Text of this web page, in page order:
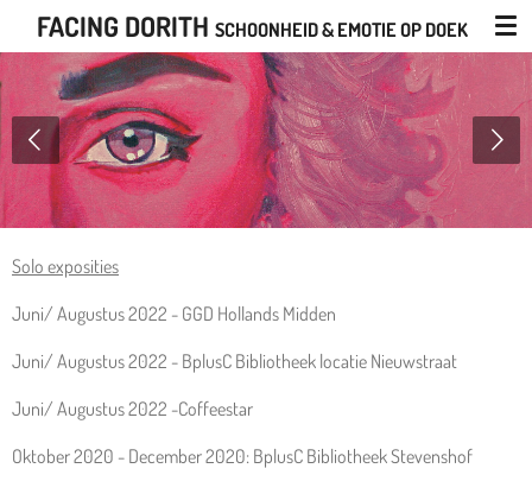
direct
de
hoofdinhoud
FACING DORITH SCHOONHEID & EMOTIE OP DOEK
Solo exposities
Juni/ Augustus 2022 - GGD Hollands Midden
Juni/ Augustus 2022 - BplusC Bibliotheek locatie Nieuwstraat
Juni/ Augustus 2022 -Coffeestar
Oktober 2020 - December 2020: BplusC Bibliotheek Stevenshof